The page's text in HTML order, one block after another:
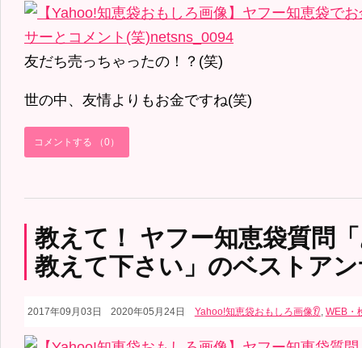
友だち売っちゃったの！？(笑)
世の中、友情よりもお金ですね(笑)
コメントする （0）
教えて！ ヤフー知恵袋質問
教えて下さい」のベストア
2017年09月03日 2020年05月24日 Yahoo!知恵袋おもしろ画像👂, WEB・